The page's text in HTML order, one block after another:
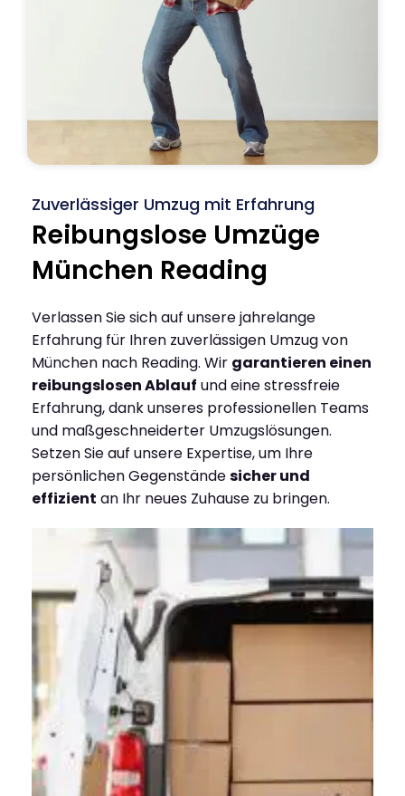
Zuverlässiger Umzug mit Erfahrung
Reibungslose Umzüge
München Reading
Verlassen Sie sich auf unsere jahrelange
Erfahrung für Ihren zuverlässigen Umzug von
München nach Reading. Wir garantieren einen
reibungslosen Ablauf und eine stressfreie
Erfahrung, dank unseres professionellen Teams
und maßgeschneiderter Umzugslösungen.
Setzen Sie auf unsere Expertise, um Ihre
persönlichen Gegenständesicher und
effizient an Ihr neues Zuhause zu bringen.